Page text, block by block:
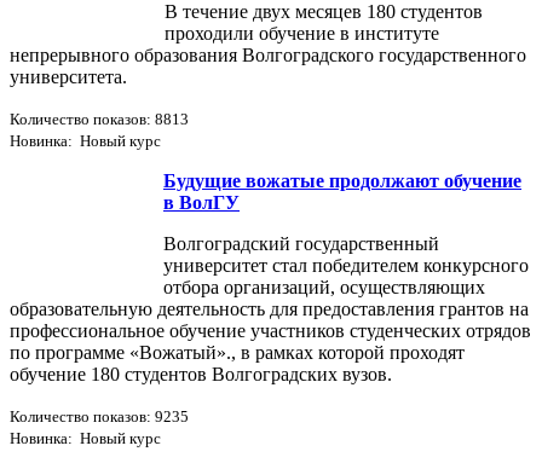
В течение двух месяцев 180 студентов
проходили обучение в институте
непрерывного образования Волгоградского государственного
университета.
Количество показов: 8813
Новинка: Новый курс
Будущие вожатые продолжают обучение
в ВолГУ
Волгоградский государственный
университет стал победителем конкурсного
отбора организаций, осуществляющих
образовательную деятельность для предоставления грантов на
профессиональное обучение участников студенческих отрядов
по программе «Вожатый»., в рамках которой проходят
обучение 180 студентов Волгоградских вузов.
Количество показов: 9235
Новинка: Новый курс